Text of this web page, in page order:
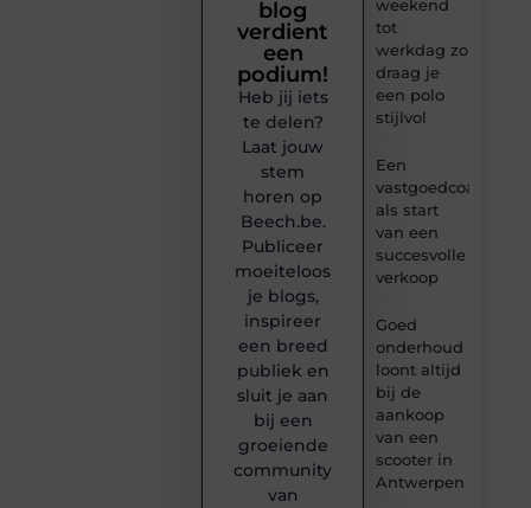
weekend
tot
werkdag zo
draag je
een polo
stijlvol
Een
vastgoedcoach
als start
van een
succesvolle
verkoop
Goed
onderhoud
loont altijd
bij de
aankoop
van een
scooter in
Antwerpen
blog
verdient
een
podium!
Heb jij iets
te delen?
Laat jouw
stem
horen op
Beech.be.
Publiceer
moeiteloos
je blogs,
inspireer
een breed
publiek en
sluit je aan
bij een
groeiende
community
van